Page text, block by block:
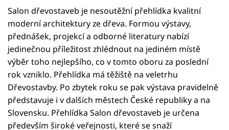
Salon dřevostaveb je nesoutěžní přehlídka kvalitní
moderní architektury ze dřeva. Formou výstavy,
přednášek, projekcí a odborné literatury nabízí
jedinečnou příležitost zhlédnout na jediném místě
výběr toho nejlepšího, co v tomto oboru za poslední
rok vzniklo. Přehlídka má těžiště na veletrhu
Dřevostavby. Po zbytek roku se pak výstava pravidelně
představuje i v dalších městech České republiky a na
Slovensku. Přehlídka Salon dřevostaveb je určena
především široké veřejnosti, které se snaží